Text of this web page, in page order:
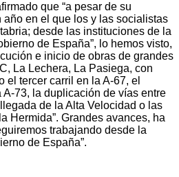
que “a pesar de su
en el que los y las socialistas
desde las instituciones de la
de España”, lo hemos visto,
e inicio de obras de grandes
La Lechera, La Pasiega, con
el tercer carril en la A-67, el
73, la duplicación de vías entre
de la Alta Velocidad o las
Hermida”. Grandes avances, ha
trabajando desde la
de España”.